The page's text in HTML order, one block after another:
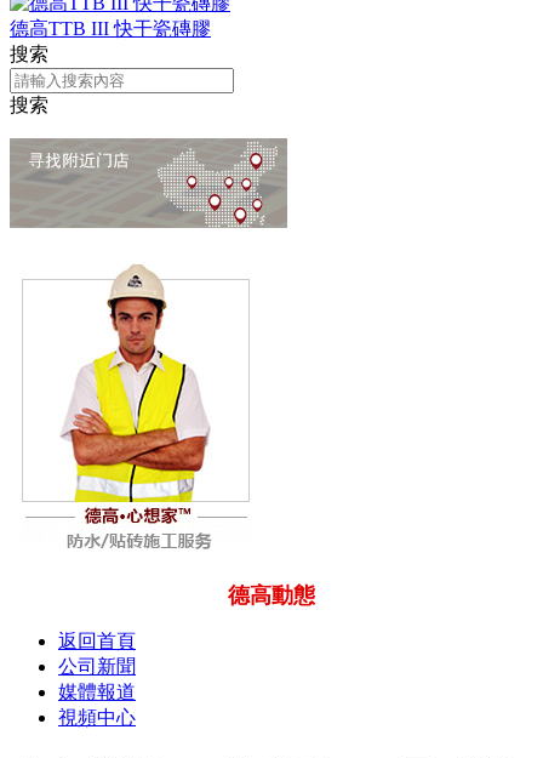
德高TTB III 快干瓷磚膠
搜索
搜索
德高動態
返回首頁
公司新聞
媒體報道
視頻中心